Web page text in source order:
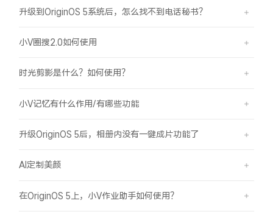
升级到OriginOS 5系统后，怎么找不到电话秘书？
小V圈搜2.0如何使用
时光剪影是什么？如何使用？
小V记忆有什么作用/有哪些功能
升级OriginOS 5后，相册内没有一键成片功能了
AI定制美颜
在OriginOS 5上，小V作业助手如何使用？